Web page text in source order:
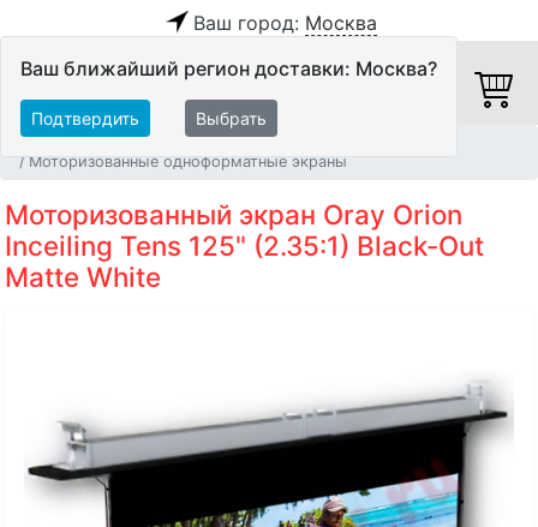
Ваш город: Москва
Ваш ближайший регион доставки: Москва?
Подтвердить Выбрать
Моторизованные одноформатные экраны
Моторизованный экран Oray Orion
Inceiling Tens 125" (2.35:1) Black-Out
Matte White